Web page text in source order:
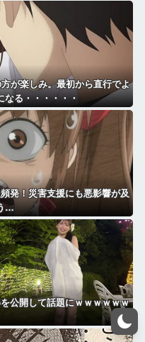
が楽しみ。最初から直行でよ
る・・・・・・
発！災害支援にも悪影響が及
…
公開して話題にｗｗｗｗｗｗ